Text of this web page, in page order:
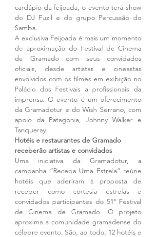
cardápio da feijoada, o evento terá show
do DJ Fuzil e do grupo Percussão do
Samba.
A exclusiva Feijoada é mais um momento
de aproximação do Festival de Cinema
de Gramado com seus convidados
oficiais, desde artistas e cineastas
envolvidos com os filmes em exibição no
Palácio dos Festivais a profissionais da
imprensa. O evento é um oferecimento
da Gramadotur e do Wish Serrano, com
apoio da Patagonia, Johnny Walker e
Tanqueray.
Hotéis e restaurantes de Gramado
receberão artistas e convidados
Uma iniciativa da Gramadotur, a
campanha “Receba Uma Estrela” reúne
hotéis que aderiram à proposta de
receber como cortesia estrelas e
convidados participantes do 51º Festival
de Cinema de Gramado. O projeto
aproxima a comunidade gramadense do
célebre evento. São, ao todo, 12 hotéis e